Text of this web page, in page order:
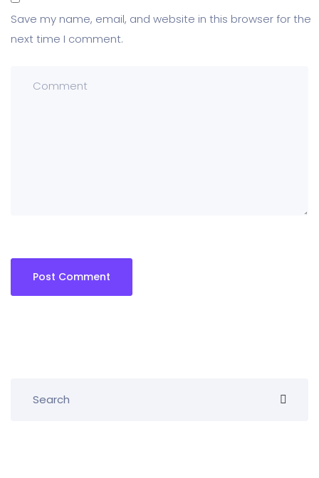
Save my name, email, and website in this browser for the
next time I comment.